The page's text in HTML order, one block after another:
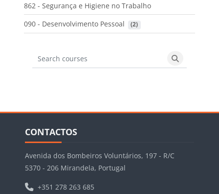
862 - Segurança e Higiene no Trabalho
090 - Desenvolvimento Pessoal
(2)
Search courses
Search
Blocos
CONTACTOS
Avenida dos Bombeiros Voluntários, 197 - R/C
5370 - 206 Mirandela, Portugal
+351 278 263 685